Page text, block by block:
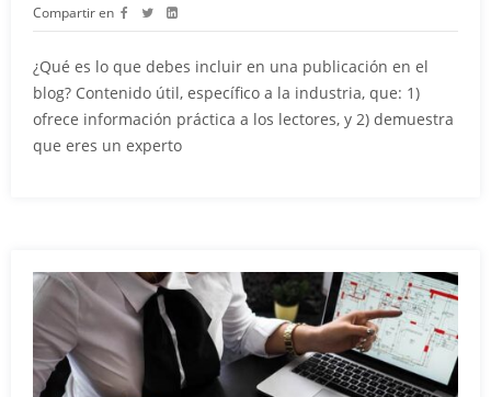
Compartir en
¿Qué es lo que debes incluir en una publicación en el
blog? Contenido útil, específico a la industria, que: 1)
ofrece información práctica a los lectores, y 2) demuestra
que eres un experto